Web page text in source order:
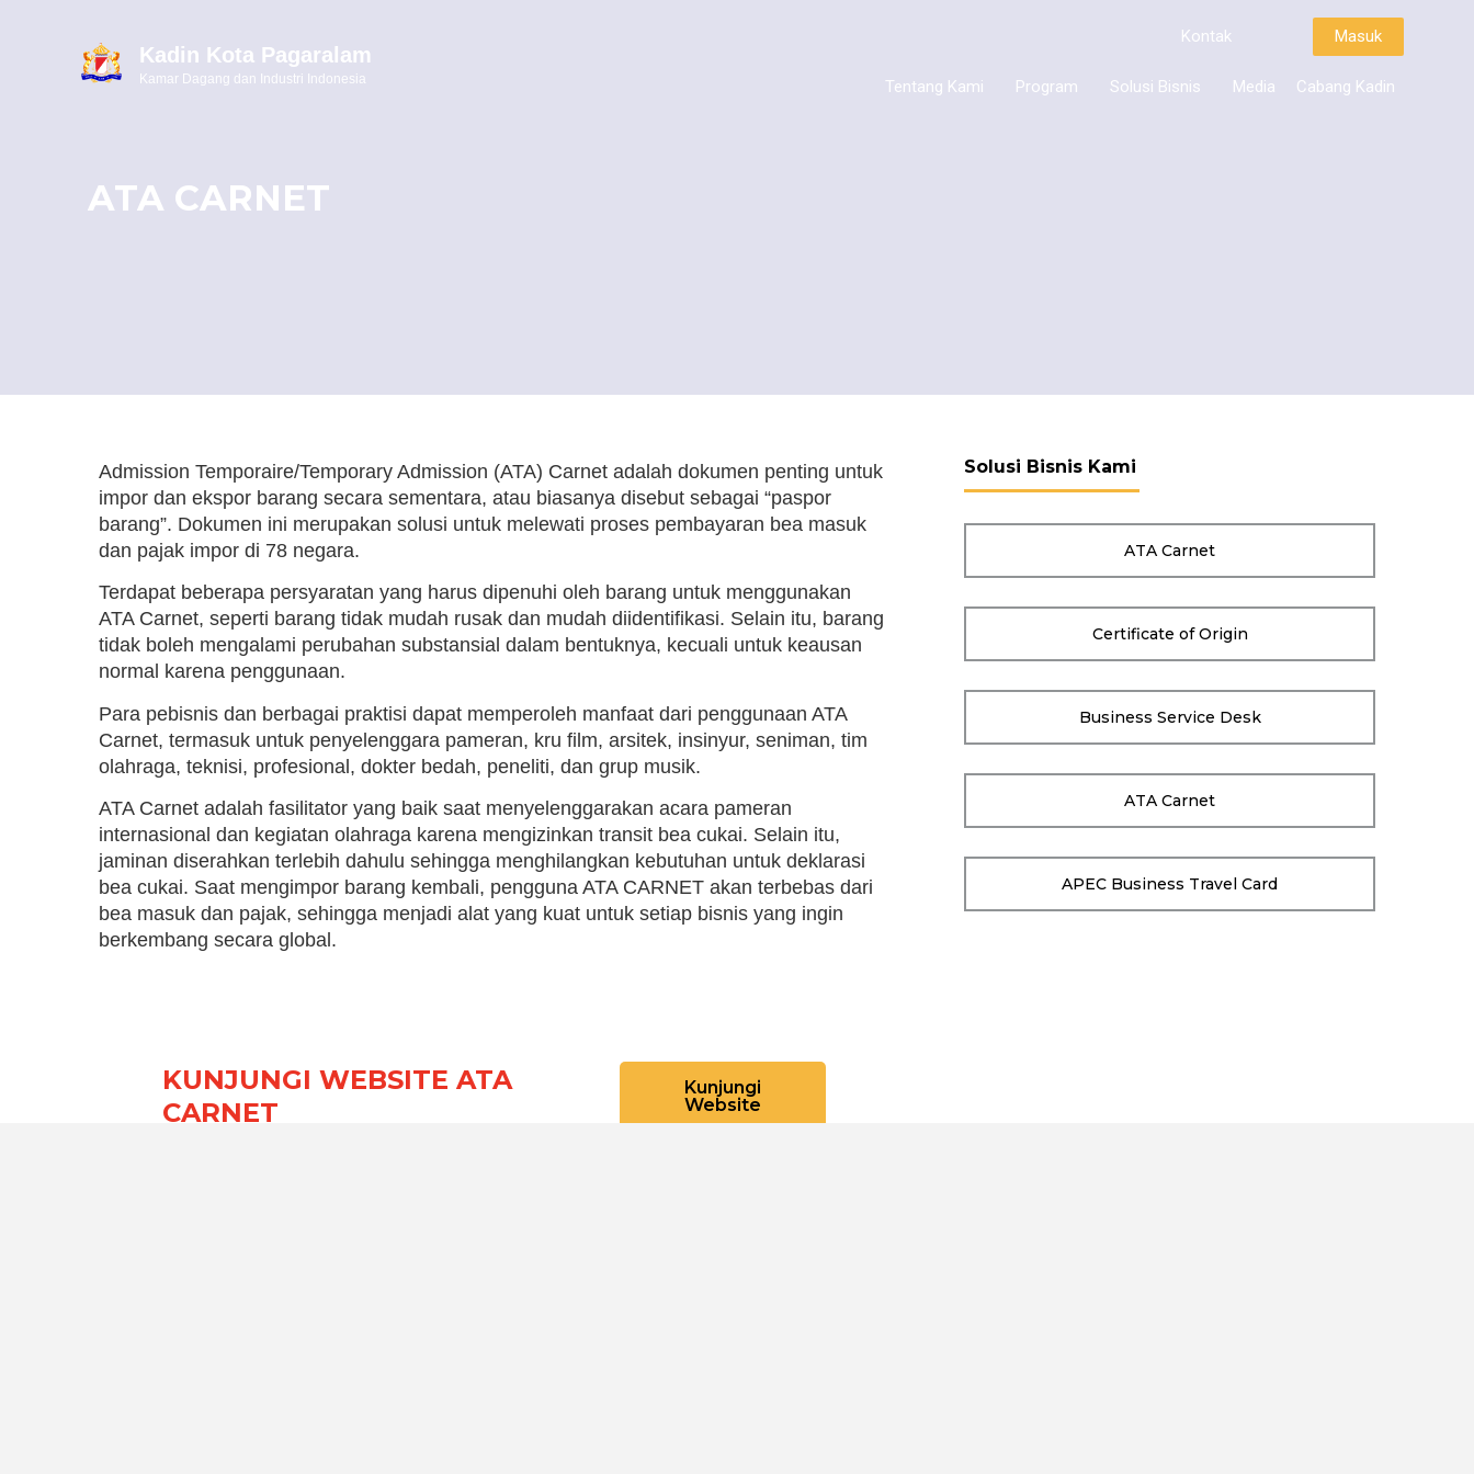
Kadin Kota Pagaralam
Kamar Dagang dan Industri Indonesia
Kontak Masuk
Tentang Kami Program Solusi Bisnis Media Cabang Kadin
ATA CARNET
Admission Temporaire/Temporary Admission (ATA) Carnet adalah dokumen penting untuk
impor dan ekspor barang secara sementara, atau biasanya disebut sebagai “paspor
barang”. Dokumen ini merupakan solusi untuk melewati proses pembayaran bea masuk
dan pajak impor di 78 negara.
Terdapat beberapa persyaratan yang harus dipenuhi oleh barang untuk menggunakan
ATA Carnet, seperti barang tidak mudah rusak dan mudah diidentifikasi. Selain itu, barang
tidak boleh mengalami perubahan substansial dalam bentuknya, kecuali untuk keausan
normal karena penggunaan.
Para pebisnis dan berbagai praktisi dapat memperoleh manfaat dari penggunaan ATA
Carnet, termasuk untuk penyelenggara pameran, kru film, arsitek, insinyur, seniman, tim
olahraga, teknisi, profesional, dokter bedah, peneliti, dan grup musik.
ATA Carnet adalah fasilitator yang baik saat menyelenggarakan acara pameran
internasional dan kegiatan olahraga karena mengizinkan transit bea cukai. Selain itu,
jaminan diserahkan terlebih dahulu sehingga menghilangkan kebutuhan untuk deklarasi
bea cukai. Saat mengimpor barang kembali, pengguna ATA CARNET akan terbebas dari
bea masuk dan pajak, sehingga menjadi alat yang kuat untuk setiap bisnis yang ingin
berkembang secara global.
KUNJUNGI WEBSITE ATA
CARNET
Kunjungi
Website
Solusi Bisnis Kami
ATA Carnet
Certificate of Origin
Business Service Desk
ATA Carnet
APEC Business Travel Card